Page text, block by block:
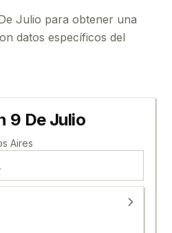
Julio para obtener una
datos específicos del
9 De Julio
Aires